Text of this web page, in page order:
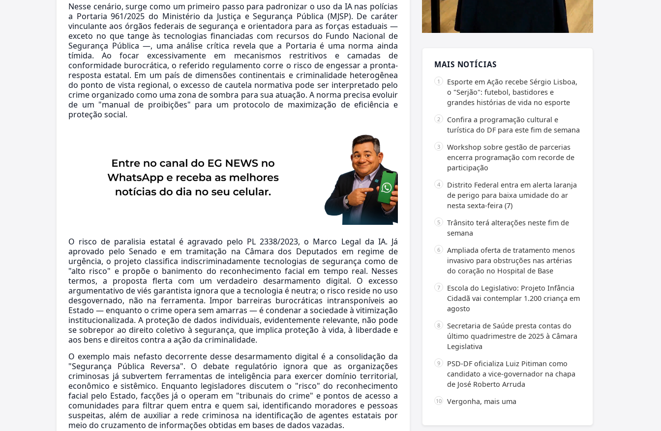
Nesse cenário, surge como um primeiro passo para padronizar o uso da IA nas polícias
a Portaria 961/2025 do Ministério da Justiça e Segurança Pública (MJSP). De caráter
vinculante aos órgãos federais de segurança e orientadora para as forças estaduais —
exceto no que tange às tecnologias financiadas com recursos do Fundo Nacional de
Segurança Pública —, uma análise crítica revela que a Portaria é uma norma ainda
tímida. Ao focar excessivamente em mecanismos restritivos e camadas de
conformidade burocrática, o referido regulamento corre o risco de engessar a pronta-
resposta estatal. Em um país de dimensões continentais e criminalidade heterogênea
do ponto de vista regional, o excesso de cautela normativa pode ser interpretado pelo
crime organizado como uma zona de sombra para sua atuação. A norma precisa evoluir
de um "manual de proibições" para um protocolo de maximização de eficiência e
proteção social.
O risco de paralisia estatal é agravado pelo PL 2338/2023, o Marco Legal da IA. Já
aprovado pelo Senado e em tramitação na Câmara dos Deputados em regime de
urgência, o projeto classifica indiscriminadamente tecnologias de segurança como de
"alto risco" e propõe o banimento do reconhecimento facial em tempo real. Nesses
termos, a proposta flerta com um verdadeiro desarmamento digital. O excesso
argumentativo de viés garantista ignora que a tecnologia é neutra; o risco reside no uso
desgovernado, não na ferramenta. Impor barreiras burocráticas intransponíveis ao
Estado — enquanto o crime opera sem amarras — é condenar a sociedade à vitimização
institucionalizada. A proteção de dados individuais, evidentemente relevante, não pode
se sobrepor ao direito coletivo à segurança, que implica proteção à vida, à liberdade e
aos bens e direitos contra a ação da criminalidade.
O exemplo mais nefasto decorrente desse desarmamento digital é a consolidação da
"Segurança Pública Reversa". O debate regulatório ignora que as organizações
criminosas já subvertem ferramentas de inteligência para exercer domínio territorial,
econômico e sistêmico. Enquanto legisladores discutem o "risco" do reconhecimento
facial pelo Estado, facções já o operam em "tribunais do crime" e pontos de acesso a
comunidades para filtrar quem entra e quem sai, identificando moradores e pessoas
suspeitas, além de auxiliar a rede criminosa na identificação de agentes estatais por
meio do cruzamento de informações obtidas em bases de dados vazadas.
MAIS NOTÍCIAS
Esporte em Ação recebe Sérgio Lisboa,
o "Serjão": futebol, bastidores e
grandes histórias de vida no esporte
Confira a programação cultural e
turística do DF para este fim de semana
Workshop sobre gestão de parcerias
encerra programação com recorde de
participação
Distrito Federal entra em alerta laranja
de perigo para baixa umidade do ar
nesta sexta-feira (7)
Trânsito terá alterações neste fim de
semana
Ampliada oferta de tratamento menos
invasivo para obstruções nas artérias
do coração no Hospital de Base
Escola do Legislativo: Projeto Infância
Cidadã vai contemplar 1.200 criança em
agosto
Secretaria de Saúde presta contas do
último quadrimestre de 2025 à Câmara
Legislativa
PSD-DF oficializa Luiz Pitiman como
candidato a vice-governador na chapa
de José Roberto Arruda
Vergonha, mais uma